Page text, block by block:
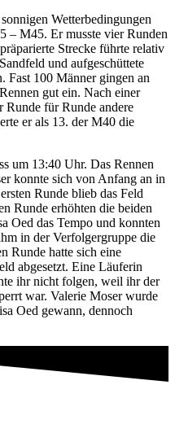
Wetterbedingungen
– M45. Er musste vier Runden
Strecke führte relativ
und aufgeschüttete
Fast 100 Männer gingen an
gut ein. Nach einer
Runde für Runde andere
er als 13. der M40 die
um 13:40 Uhr. Das Rennen
konnte sich von Anfang an in
Runde blieb das Feld
Runde erhöhten die beiden
Oed das Tempo und konnten
in der Verfolgergruppe die
Runde hatte sich eine
abgesetzt. Eine Läuferin
ihr nicht folgen, weil ihr der
war. Valerie Moser wurde
Oed gewann, dennoch